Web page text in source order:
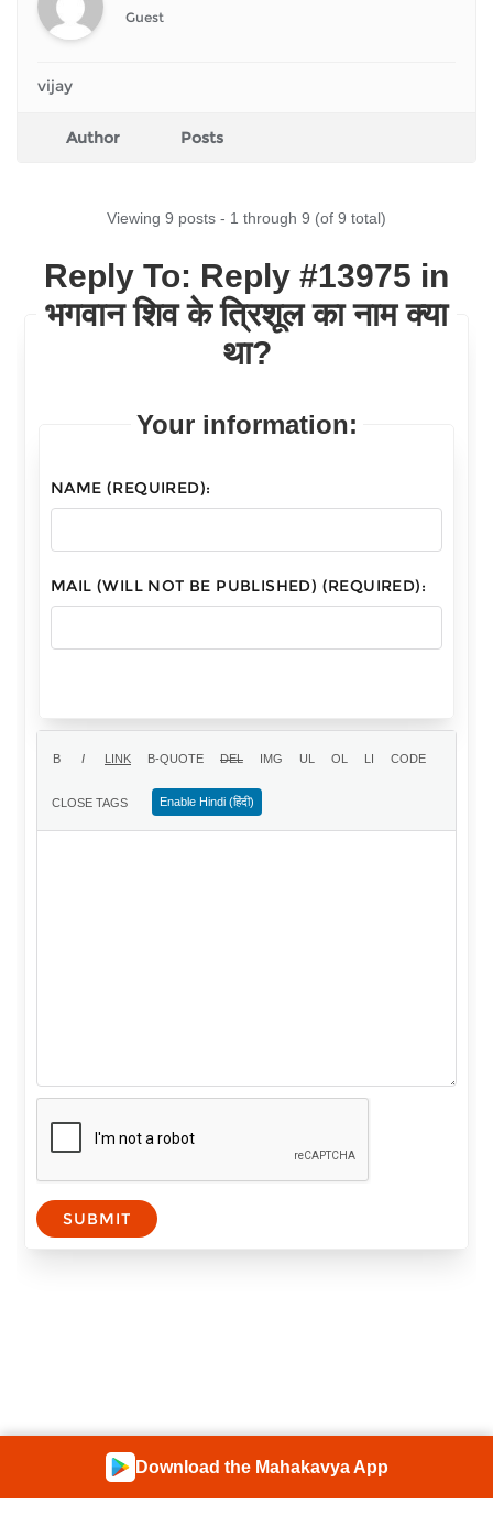
Guest
vijay
Author Posts
Viewing 9 posts - 1 through 9 (of 9 total)
Reply To: Reply #13975 in
भगवान शिव के त्रिशूल का नाम क्या
था?
Your information:
NAME (REQUIRED):
MAIL (WILL NOT BE PUBLISHED) (REQUIRED):
Enable Hindi (हिंदी)
SUBMIT
Download the Mahakavya App